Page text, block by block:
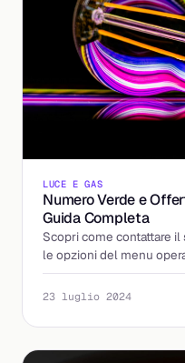
LUCE E GAS
Numero Verde e
Guida Completa
Scopri come contattare
le opzioni del menu
energetiche disponibili.
23 luglio 2024